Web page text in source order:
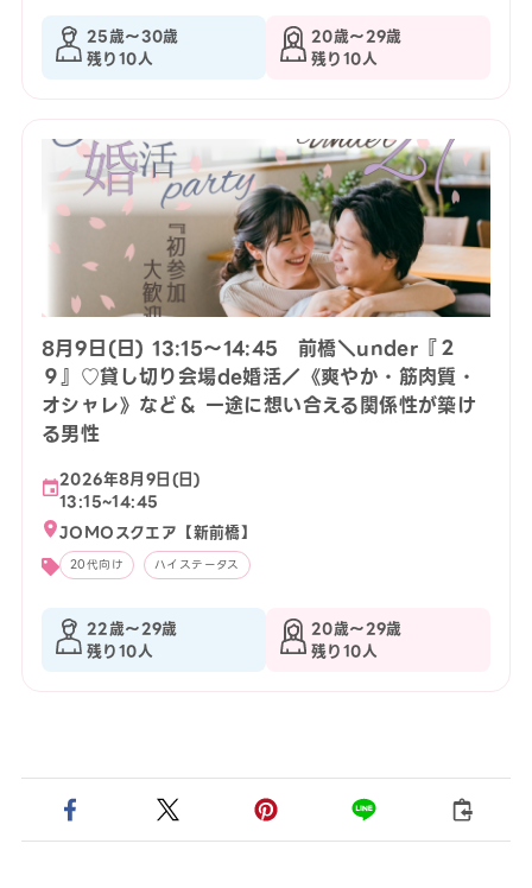
25歳〜30歳
残り10人
20歳〜29歳
残り10人
8月9日(日) 13:15〜14:45 前橋＼under『２
９』♡貸し切り会場de婚活／《爽やか・筋肉質・
オシャレ》など＆ 一途に想い合える関係性が築け
る男性
2026年8月9日(日)
13:15~14:45
JOMOスクエア【新前橋】
20代向け ハイステータス
22歳〜29歳
残り10人
20歳〜29歳
残り10人